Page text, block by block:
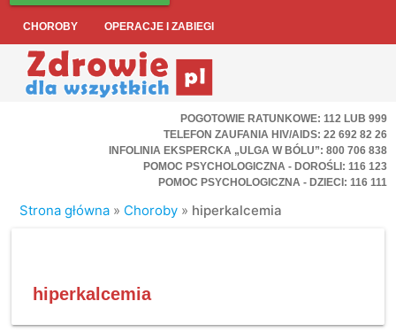
CHOROBY OPERACJE I ZABIEGI
POGOTOWIE RATUNKOWE: 112 LUB 999
TELEFON ZAUFANIA HIV/AIDS: 22 692 82 26
INFOLINIA EKSPERCKA „ULGA W BÓLU”: 800 706 838
POMOC PSYCHOLOGICZNA - DOROŚLI: 116 123
POMOC PSYCHOLOGICZNA - DZIECI: 116 111
Strona główna » Choroby » hiperkalcemia
hiperkalcemia